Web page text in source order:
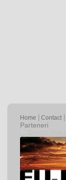
Home
Contact
Parteneri